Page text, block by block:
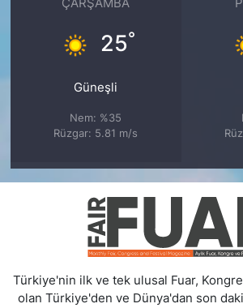
ÇARŞAMBA
25°
Güneşli
Nem: %35
Rüzgar: 5.81 m/s
Türkiye'nin ilk ve tek ulusal Fuar,
olan Türkiye'den ve Dünya'dan son